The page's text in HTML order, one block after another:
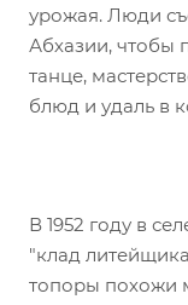
урожая. Люди
Абхазии, чтобы
танце,
блюд и удаль в
В 1952 году в
"клад
топоры похожи